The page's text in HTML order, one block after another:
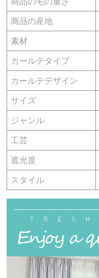
商品の産地
素材
カールテタイプ
カールテデザイン
サイズ
ジャンル
工芸
遮光度
スタイル